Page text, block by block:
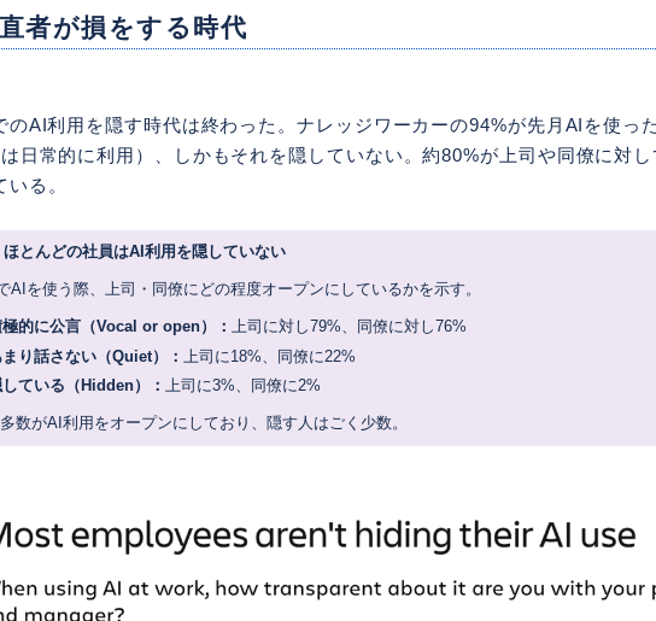
者が損をする時代
のAI利用を隠す時代は終わった。ナレッジワーカーの94%が先月AIを使っ
日常的に利用）、しかもそれを隠していない。約80%が上司や同僚に対
いる。
ほとんどの社員はAI利用を隠していない
AIを使う際、上司・同僚にどの程度オープンにしているかを示す。
極的に公言（Vocal or open）：上司に対し79%、同僚に対し76%
まり話さない（Quiet）：
上司に18%、同僚に22%
している（Hidden）：上司に3%、同僚に2%
数がAI利用をオープンにしており、隠す人はごく少数。